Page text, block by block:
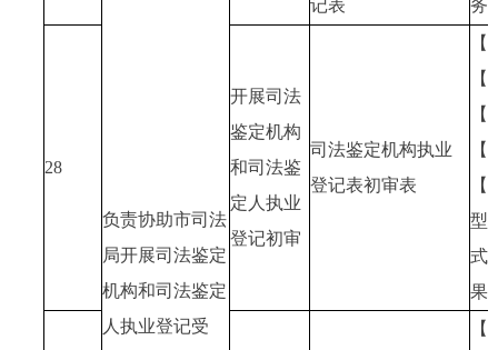
负责协助市司法
局开展司法鉴定
机构和司法鉴定
人执业登记受
记表
务
28
开展司法
鉴定机构
和司法鉴
定人执业
登记初审
司法鉴定机构执业
登记表初审表
型
式
果